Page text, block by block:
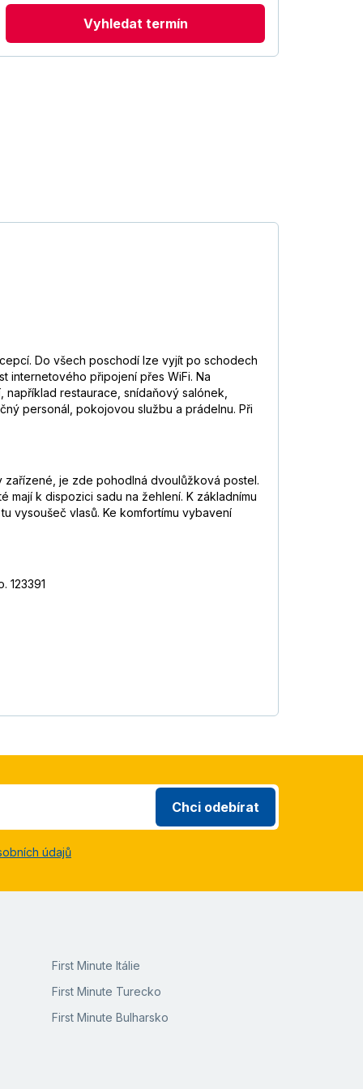
Vyhledat termín
Do všech poschodí lze vyjít po schodech
internetového připojení přes WiFi. Na
restaurace, snídaňový salónek,
personál, pokojovou službu a prádelnu. Při
zařízené, je zde pohodlná dvoulůžková postel.
mají k dispozici sadu na žehlení. K základnímu
vysoušeč vlasů. Ke komfortímu vybavení
123391
Chci odebírat
údajů
First Minute Itálie
First Minute Turecko
First Minute Bulharsko